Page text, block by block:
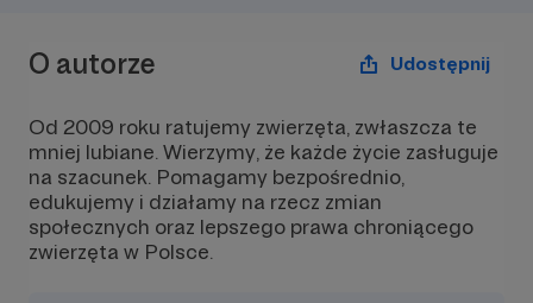
O autorze Udostępnij
Od 2009 roku ratujemy zwierzęta, zwłaszcza te
mniej lubiane. Wierzymy, że każde życie zasługuje
na szacunek. Pomagamy bezpośrednio,
edukujemy i działamy na rzecz zmian
społecznych oraz lepszego prawa chroniącego
zwierzęta w Polsce.